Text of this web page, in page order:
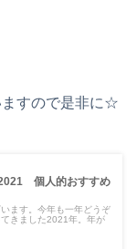
ますので是非に☆
個人的おすすめ
ます。今年も一年どうぞ
きました2021年。年が